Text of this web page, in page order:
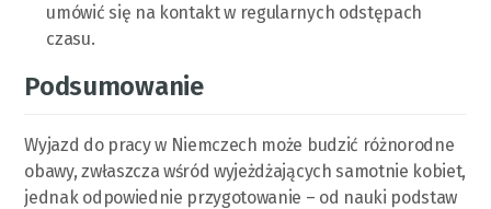
umówić się na kontakt w regularnych odstępach
czasu.
Podsumowanie
Wyjazd do pracy w Niemczech może budzić różnorodne
obawy, zwłaszcza wśród wyjeżdżających samotnie kobiet,
jednak odpowiednie przygotowanie – od nauki podstaw